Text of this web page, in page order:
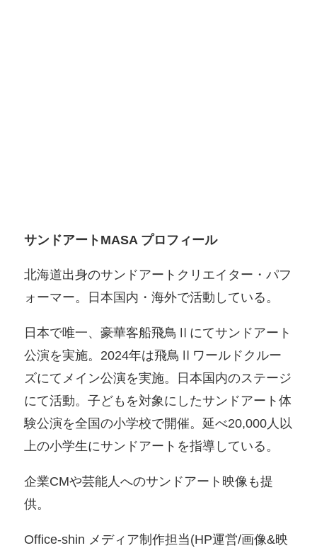
サンドアートMASA プロフィール
北海道出身のサンドアートクリエイター・パフ
ォーマー。日本国内・海外で活動している。
日本で唯一、豪華客船飛鳥Ⅱにてサンドアート
公演を実施。2024年は飛鳥Ⅱワールドクルー
ズにてメイン公演を実施。日本国内のステージ
にて活動。子どもを対象にしたサンドアート体
験公演を全国の小学校で開催。延べ20,000人以
上の小学生にサンドアートを指導している。
企業CMや芸能人へのサンドアート映像も提
供。
Office-shin メディア制作担当(HP運営/画像&映